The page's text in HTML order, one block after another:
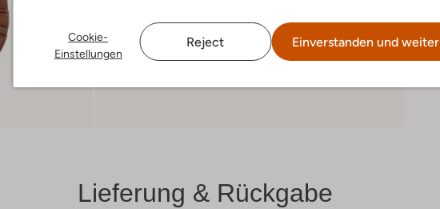
Cookie-
Einstellungen
Reject Einverstanden und weiter
Lieferung & Rückgabe